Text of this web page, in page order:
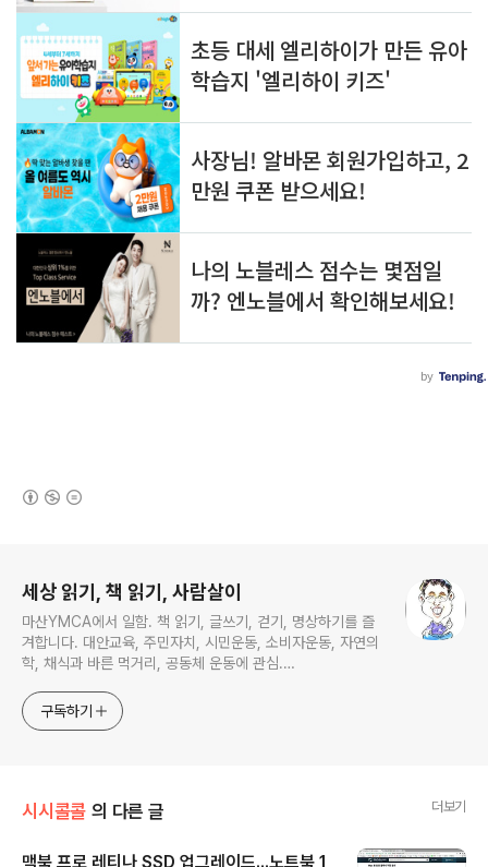
세상 읽기, 책 읽기, 사람살이
마산YMCA에서 일함. 책 읽기, 글쓰기, 걷기, 명상하기를 즐
겨합니다. 대안교육, 주민자치, 시민운동, 소비자운동, 자연의
학, 채식과 바른 먹거리, 공동체 운동에 관심.
http://www.facebook.com/ymcaman
구독하기
시시콜콜 의 다른 글 더보기
맥북 프로 레티나 SSD 업그레이드...노트북 1